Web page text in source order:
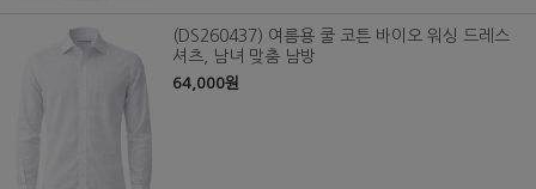
(DS260437) 여름용 쿨 코튼 바이오 워싱 드레스
셔츠, 남녀 맞춤 남방
64,000원